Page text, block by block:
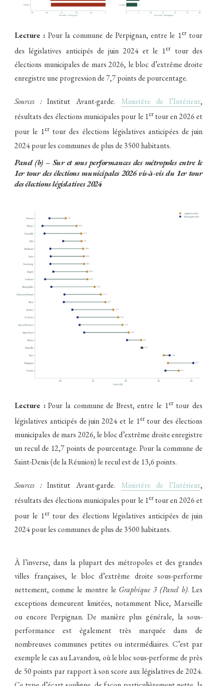
Lecture : Pour la commune de Perpignan, entre le 1ertour
des législatives anticipés de juin 2024 et le 1er tour des
élections municipales de mars 2026, le bloc d’extrême droite
enregistre une progression de 7,7 points de pourcentage.
Sources :Institut Avant-garde. Ministère de l’Intérieur,
résultats des élections municipales pour le 1ertour en 2026 et
pour le 1er tour des élections législatives anticipées de juin
2024 pour les communes de plus de 3500 habitants.
Panel (b) – Sur et sous performances des métropoles entre le
1er tour des élections municipales 2026 vis-à-vis du 1er tour
des élections législatives 2024
Lecture :Pour la commune de Brest, entre le 1ertour des
législatives anticipés de juin 2024 et le 1ertour des élections
municipales de mars 2026, le bloc d’extrême droite enregistre
un recul de 12,7 points de pourcentage. Pour la commune de
Saint-Denis (de la Réunion) le recul est de 13,6 points.
Sources :Institut Avant-garde. Ministère de l’Intérieur,
résultats des élections municipales pour le 1ertour en 2026 et
pour le 1er tour des élections législatives anticipées de juin
2024 pour les communes de plus de 3500 habitants.
À l’inverse, dans la plupart des métropoles et des grandes
villes françaises, le bloc d’extrême droite sous-performe
nettement, comme le montre le Graphique 3 (Panel b). Les
exceptions demeurent limitées, notamment Nice, Marseille
ou encore Perpignan. De manière plus générale, la sous-
performance est également très marquée dans de
nombreuses communes petites ou intermédiaires. C’est par
exemple le cas au Lavandou, où le bloc sous-performe de près
de 50 points par rapport à son score aux législatives de 2024.